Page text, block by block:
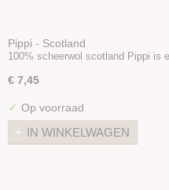
Pippi - Scotland
100% scheerwol scotland Pippi is
€ 7,45
✓ Op voorraad
IN WINKELWAGEN